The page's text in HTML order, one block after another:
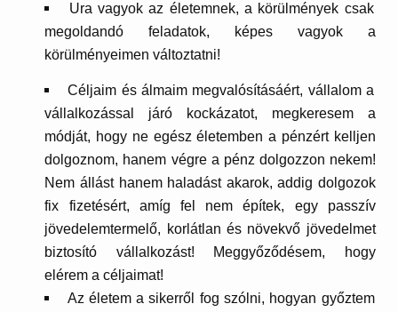
Ura vagyok az életemnek, a körülmények csak
megoldandó feladatok, képes vagyok a
körülményeimen változtatni!
Céljaim és álmaim megvalósításáért, vállalom a
vállalkozással járó kockázatot, megkeresem a
módját, hogy ne egész életemben a pénzért kelljen
dolgoznom, hanem végre a pénz dolgozzon nekem!
Nem állást hanem haladást akarok, addig dolgozok
fix fizetésért, amíg fel nem építek, egy passzív
jövedelemtermelő, korlátlan és növekvő jövedelmet
biztosító vállalkozást! Meggyőződésem, hogy
elérem a céljaimat!
Az életem a sikerről fog szólni, hogyan győztem